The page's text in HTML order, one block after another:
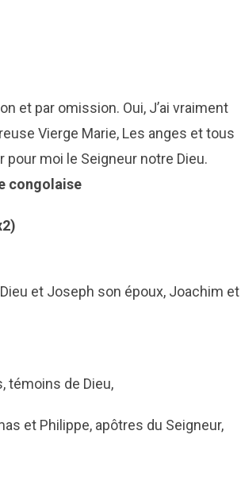
et par omission. Oui, J’ai vraiment
Vierge Marie, Les anges et tous
pour moi le Seigneur notre Dieu.
congolaise
et Joseph son époux, Joachim et
témoins de Dieu,
et Philippe, apôtres du Seigneur,